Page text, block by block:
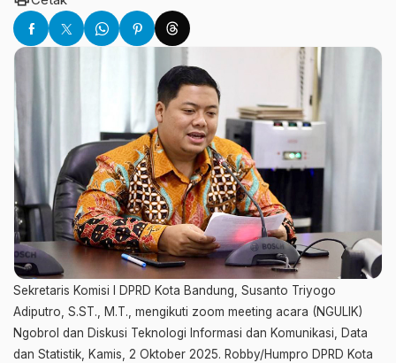
Sekretaris Komisi I DPRD Kota Bandung, Susanto Triyogo
Adiputro, S.ST., M.T., mengikuti zoom meeting acara (NGULIK)
Ngobrol dan Diskusi Teknologi Informasi dan Komunikasi, Data
dan Statistik, Kamis, 2 Oktober 2025. Robby/Humpro DPRD Kota